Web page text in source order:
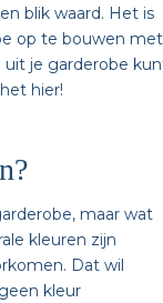
blik waard. Het is
op te bouwen met
je garderobe
hier!
maar wat
kleuren zijn
Dat wil
kleur